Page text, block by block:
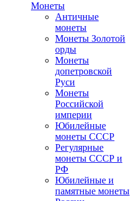
Монеты
Античные
монеты
Монеты Золотой
орды
Монеты
допетровской
Руси
Монеты
Российской
империи
Юбилейные
монеты СССР
Регулярные
монеты СССР и
РФ
Юбилейные и
памятные монеты